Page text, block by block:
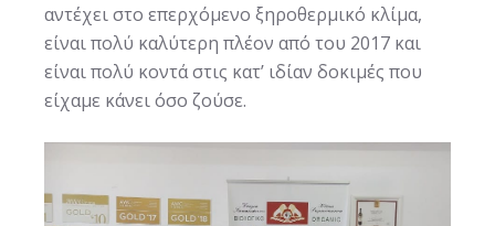
αντέχει στο επερχόμενο ξηροθερμικό κλίμα,
είναι πολύ καλύτερη πλέον από του 2017 και
είναι πολύ κοντά στις κατ’ ιδίαν δοκιμές που
είχαμε κάνει όσο ζούσε.